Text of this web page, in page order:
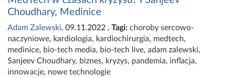
Choudhary, Medinice
Adam Zalewski, 09.11.2022 , Tagi: choroby sercowo-
naczyniowe, kardiologia, kardiochirurgia, medtech,
medinice, bio-tech media, bio-tech live, adam zalewski,
Sanjeev Choudhary, biznes, kryzys, pandemia, inflacja,
innowacje, nowe technologie